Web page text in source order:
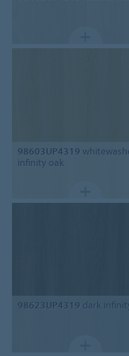
98603UP4319
infinity oak
98623UP4319 dark